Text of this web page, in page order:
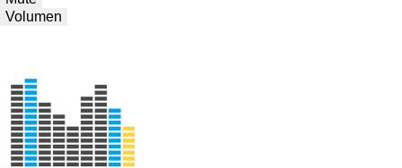
Volumen